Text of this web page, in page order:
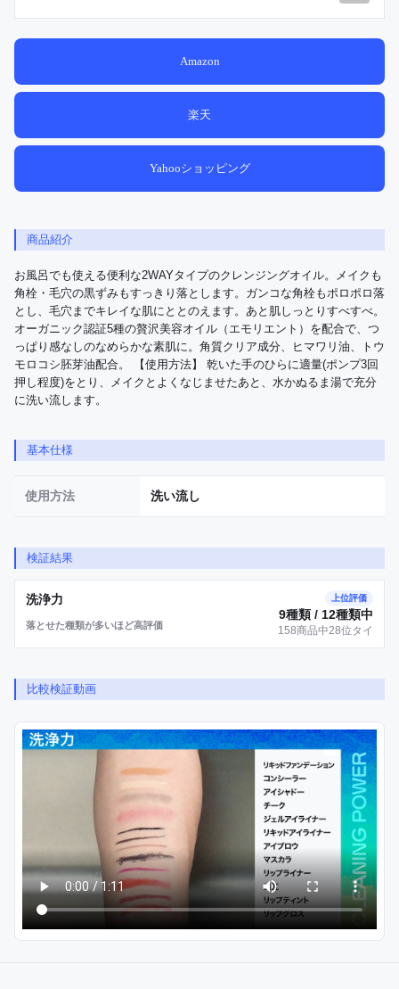
Amazon
楽天
Yahooショッピング
商品紹介
お風呂でも使える便利な2WAYタイプのクレンジングオイル。メイクも
角栓・毛穴の黒ずみもすっきり落とします。ガンコな角栓もポロポロ落
とし、毛穴までキレイな肌にととのえます。あと肌しっとりすべすべ。
オーガニック認証5種の贅沢美容オイル（エモリエント）を配合で、つ
っぱり感なしのなめらかな素肌に。角質クリア成分、ヒマワリ油、トウ
モロコシ胚芽油配合。 【使用方法】 乾いた手のひらに適量(ポンプ3回
押し程度)をとり、メイクとよくなじませたあと、水かぬるま湯で充分
に洗い流します。
基本仕様
使用方法 洗い流し
検証結果
洗浄力
落とせた種類が多いほど高評価
上位評価
9種類 / 12種類中
158商品中28位タイ
比較検証動画